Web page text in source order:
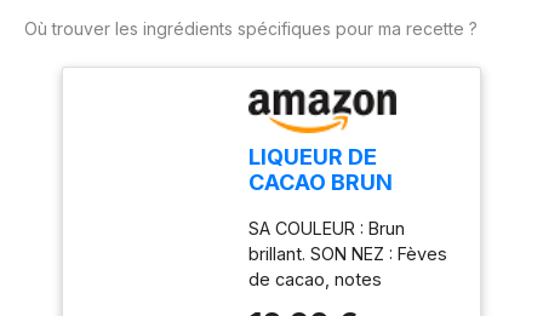
Où trouver les ingrédients spécifiques pour ma recette ?
LIQUEUR DE
CACAO BRUN
70 cl
SA COULEUR : Brun
brillant. SON NEZ : Fèves
de cacao, notes